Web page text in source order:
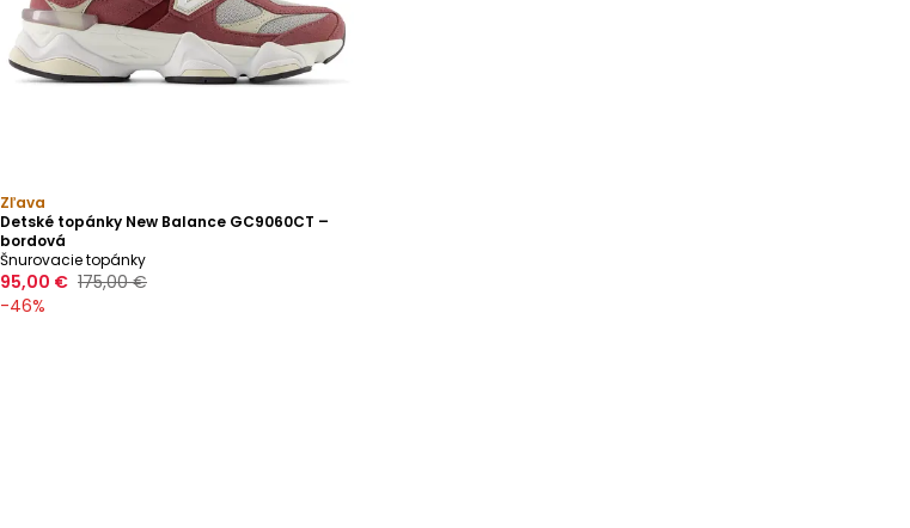
Zľava
Detské topánky New Balance GC9060CT –
bordová
Šnurovacie topánky
95,00 € 175,00 €
-46%